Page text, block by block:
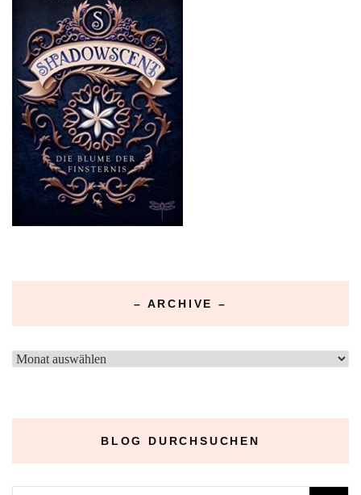
– ARCHIVE –
–
BLOG DURCHSUCHEN